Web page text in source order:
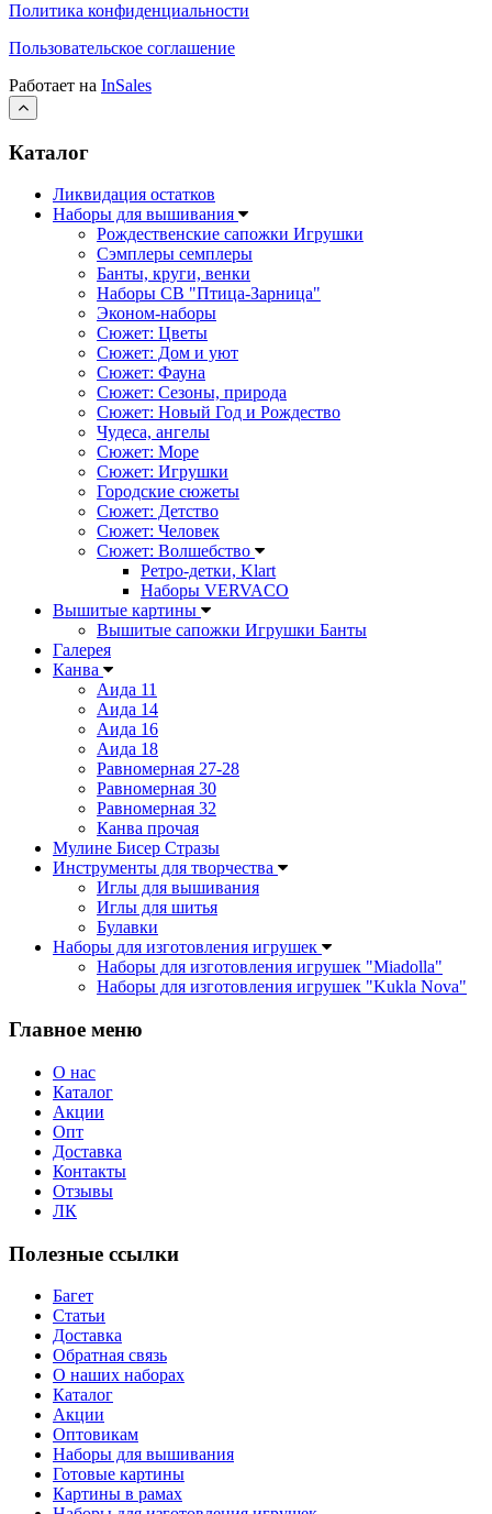
Политика конфиденциальности
Пользовательское соглашение
Работает на InSales
Каталог
Ликвидация остатков
Наборы для вышивания
Рождественские сапожки Игрушки
Сэмплеры семплеры
Банты, круги, венки
Наборы СВ "Птица-Зарница"
Эконом-наборы
Сюжет: Цветы
Сюжет: Дом и уют
Сюжет: Фауна
Сюжет: Сезоны, природа
Сюжет: Новый Год и Рождество
Чудеса, ангелы
Сюжет: Море
Сюжет: Игрушки
Городские сюжеты
Сюжет: Детство
Сюжет: Человек
Сюжет: Волшебство
Ретро-детки, Klart
Наборы VERVACO
Вышитые картины
Вышитые сапожки Игрушки Банты
Галерея
Канва
Аида 11
Аида 14
Аида 16
Аида 18
Равномерная 27-28
Равномерная 30
Равномерная 32
Канва прочая
Мулине Бисер Стразы
Инструменты для творчества
Иглы для вышивания
Иглы для шитья
Булавки
Наборы для изготовления игрушек
Наборы для изготовления игрушек "Miadolla"
Наборы для изготовления игрушек "Kukla Nova"
Главное меню
О нас
Каталог
Акции
Опт
Доставка
Контакты
Отзывы
ЛК
Полезные ссылки
Багет
Статьи
Доставка
Обратная связь
О наших наборах
Каталог
Акции
Оптовикам
Наборы для вышивания
Готовые картины
Картины в рамах